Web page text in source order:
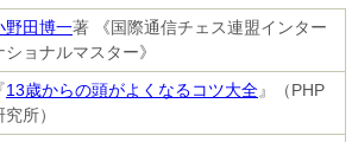
野田博一著 《国際通信チェス連盟インター
ショナルマスター》
『13歳からの頭がよくなるコツ大全』（PHP
究所）